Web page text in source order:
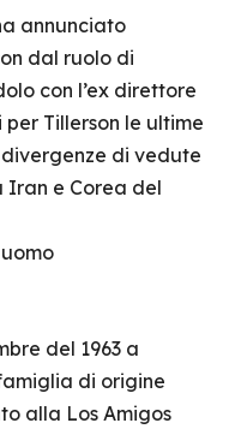
annunciato
dal ruolo di
con l’ex direttore
Tillerson le ultime
di vedute
Iran e Corea del
del 1963 a
di origine
alla Los Amigos